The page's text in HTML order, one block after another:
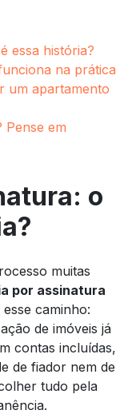
essa história?
na prática
um apartamento
em
o
muitas
por assinatura
caminho:
de imóveis já
contas incluídas,
de fiador nem de
tudo pela